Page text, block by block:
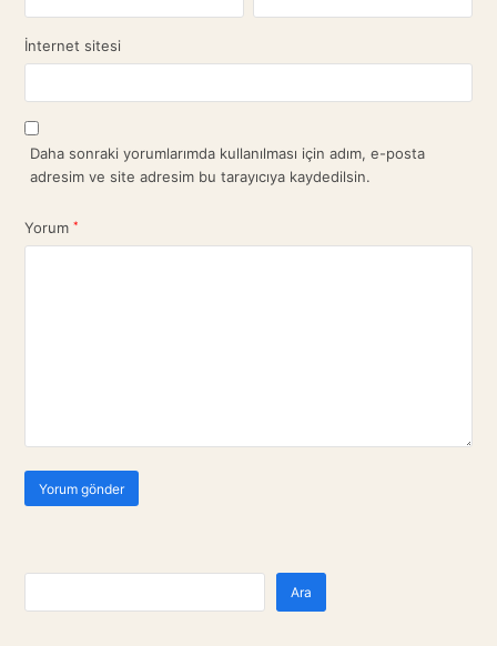
İnternet sitesi
Daha sonraki yorumlarımda kullanılması için adım, e-posta
adresim ve site adresim bu tarayıcıya kaydedilsin.
Yorum*
Ara